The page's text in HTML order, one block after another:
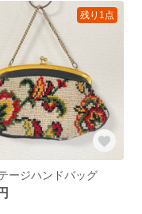
残り1点
ージハンドバッグ